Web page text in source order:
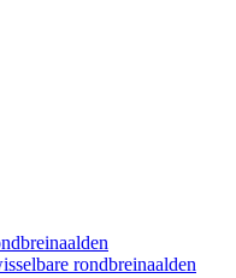
rondbreinaalden